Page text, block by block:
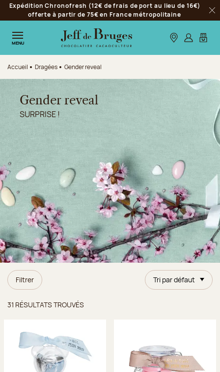
Aller à la navigation
Aller au contenu principal
Aller au pied de page
Expédition Chronofresh (12€ de frais de port au lieu de 16€)
offerte à partir de 75€ en France métropolitaine
MENU Nos boutiques
S’identifier
Mon
Accueil Dragées Gender reveal
Gender reveal
SURPRISE !
Filtrer Tri par défaut
31 RÉSULTATS TROUVÉS